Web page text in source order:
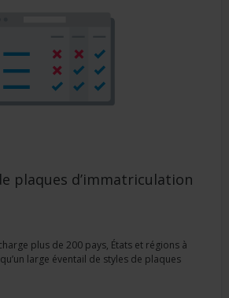
plaques d’immatriculation
plus de 200 pays, États et régions à
large éventail de styles de plaques